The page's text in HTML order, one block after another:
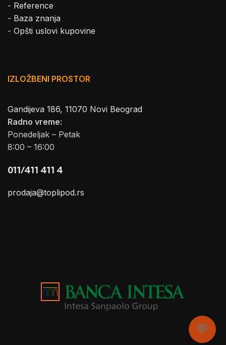
- Reference
- Baza znanja
- Opšti uslovi kupovine
IZLOŽBENI PROSTOR
Gandijeva 186, 11070 Novi Beograd
Radno vreme:
Ponedeljak – Petak
8:00 – 16:00
011/411 411 4
prodaja@toplipod.rs
💬